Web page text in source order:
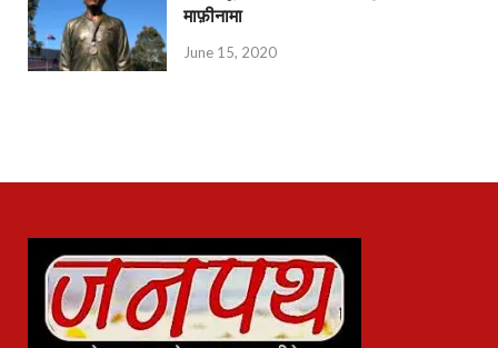
माफ़ीनामा
June 15, 2020